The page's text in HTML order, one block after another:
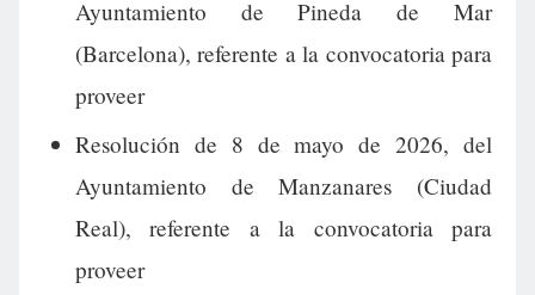
Ayuntamiento de Pineda de Mar
(Barcelona), referente a la convocatoria para
proveer
Resolución de 8 de mayo de 2026, del
Ayuntamiento de Manzanares (Ciudad
Real), referente a la convocatoria para
proveer